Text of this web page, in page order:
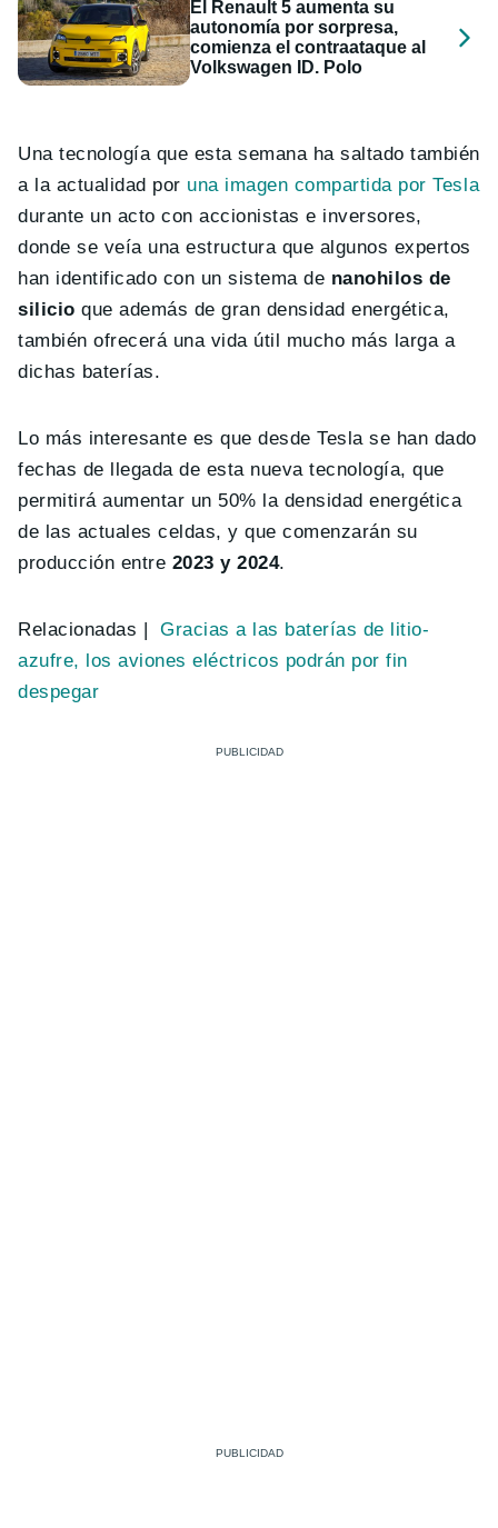
El Renault 5 aumenta su
autonomía por sorpresa,
comienza el contraataque al
Volkswagen ID. Polo
Una tecnología que esta semana ha saltado también
a la actualidad por una imagen compartida por Tesla
durante un acto con accionistas e inversores,
donde se veía una estructura que algunos expertos
han identificado con un sistema de nanohilos de
silicio que además de gran densidad energética,
también ofrecerá una vida útil mucho más larga a
dichas baterías.
Lo más interesante es que desde Tesla se han dado
fechas de llegada de esta nueva tecnología, que
permitirá aumentar un 50% la densidad energética
de las actuales celdas, y que comenzarán su
producción entre 2023 y 2024.
Relacionadas |Gracias a las baterías de litio-
azufre, los aviones eléctricos podrán por fin
despegar